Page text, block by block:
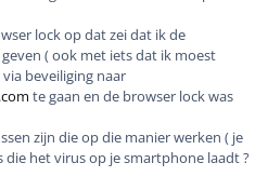
lock op dat zei dat ik de
( ook met iets dat ik moest
beveiliging naar
te gaan en de browser lock was
zijn die op die manier werken ( je
het virus op je smartphone laadt ?